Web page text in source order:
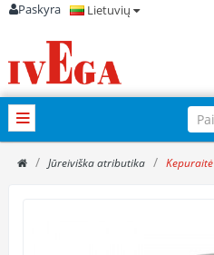
Paskyra Lietuvių
Jūreiviška atributika Kepuraitė